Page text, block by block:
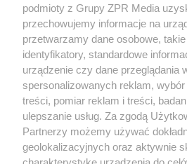
Wakacyjne podróże z bp.
tankowanie, dobra kawa
podmioty z Grupy ZPR Media
przechowujemy informacje na
przetwarzamy dane osobowe,
identyfikatory, standardowe
urządzenie czy dane przeglądania
spersonalizowanych reklam,
treści, pomiar reklam i treści,
ulepszanie usług. Za zgodą
Partnerzy możemy używać
geolokalizacyjnych oraz aktywnie